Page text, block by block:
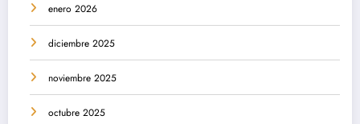
enero 2026
diciembre 2025
noviembre 2025
octubre 2025